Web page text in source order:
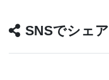
SNSでシェア